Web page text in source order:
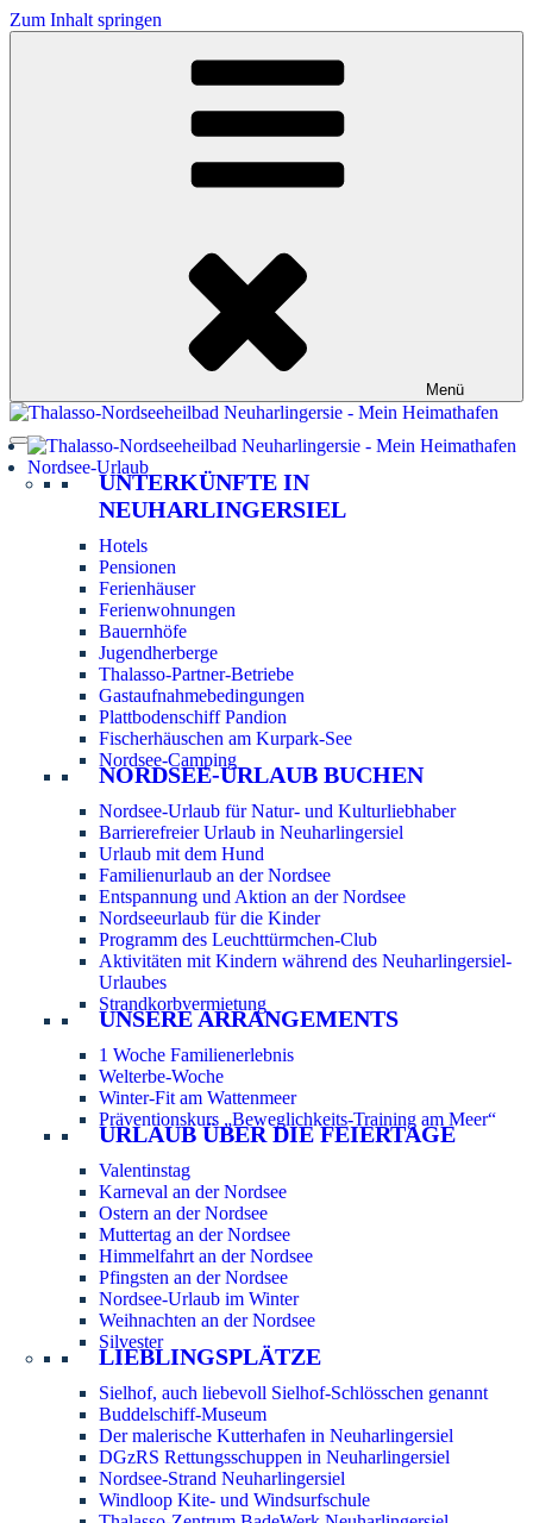
Zum Inhalt springen
Menü
Nordsee-Urlaub
UNTERKÜNFTE IN
NEUHARLINGERSIEL
Hotels
Pensionen
Ferienhäuser
Ferienwohnungen
Bauernhöfe
Jugendherberge
Thalasso-Partner-Betriebe
Gastaufnahmebedingungen
Plattbodenschiff Pandion
Fischerhäuschen am Kurpark-See
Nordsee-Camping
NORDSEE-URLAUB BUCHEN
Nordsee-Urlaub für Natur- und Kulturliebhaber
Barrierefreier Urlaub in Neuharlingersiel
Urlaub mit dem Hund
Familienurlaub an der Nordsee
Entspannung und Aktion an der Nordsee
Nordseeurlaub für die Kinder
Programm des Leuchttürmchen-Club
Aktivitäten mit Kindern während des Neuharlingersiel-
Urlaubes
Strandkorbvermietung
UNSERE ARRANGEMENTS
1 Woche Familienerlebnis
Welterbe-Woche
Winter-Fit am Wattenmeer
Präventionskurs „Beweglichkeits-Training am Meer“
URLAUB ÜBER DIE FEIERTAGE
Valentinstag
Karneval an der Nordsee
Ostern an der Nordsee
Muttertag an der Nordsee
Himmelfahrt an der Nordsee
Pfingsten an der Nordsee
Nordsee-Urlaub im Winter
Weihnachten an der Nordsee
Silvester
LIEBLINGSPLÄTZE
Sielhof, auch liebevoll Sielhof-Schlösschen genannt
Buddelschiff-Museum
Der malerische Kutterhafen in Neuharlingersiel
DGzRS Rettungsschuppen in Neuharlingersiel
Nordsee-Strand Neuharlingersiel
Windloop Kite- und Windsurfschule